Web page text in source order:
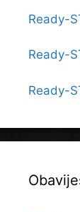
Ready-
Ready-
Ready-